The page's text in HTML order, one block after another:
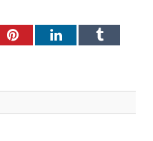
PinterestLinkedInTumblr